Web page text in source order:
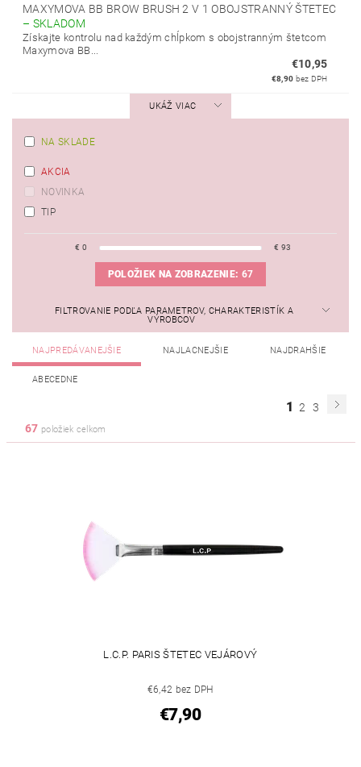
MAXYMOVA BB BROW BRUSH 2 V 1 OBOJSTRANNÝ ŠTETEC
– SKLADOM
Získajte kontrolu nad každým chĺpkom s obojstranným štetcom
Maxymova BB...
€10,95
€8,90 bez DPH
UKÁŽ VIAC
NA SKLADE
AKCIA
NOVINKA
TIP
€ 0 € 93
POLOŽIEK NA ZOBRAZENIE: 67
FILTROVANIE PODĽA PARAMETROV, CHARAKTERISTÍK A
VÝROBCOV
NAJPREDÁVANEJŠIE NAJLACNEJŠIE NAJDRAHŠIE
ABECEDNE
1 2
3
67 položiek celkom
L.C.P. PARIS ŠTETEC VEJÁROVÝ
€6,42 bez DPH
€7,90